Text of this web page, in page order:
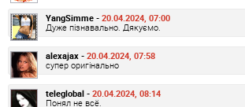
YangSimme - 20.04.2024, 07:00
Дуже пізнавально. Дякуємо.
alexajax - 20.04.2024, 07:58
супер оригінально
teleglobal - 20.04.2024, 08:14
Понял не всё.